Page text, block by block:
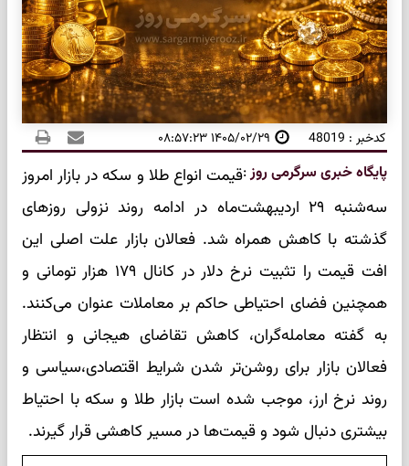
کدخبر : 48019 ۱۴۰۵/۰۲/۲۹ ۰۸:۵۷:۲۳
پایگاه خبری سرگرمی روز:قیمت انواع طلا و سکه در بازار امروز
سه‌شنبه ۲۹ اردیبهشت‌ماه در ادامه روند نزولی روزهای
گذشته با کاهش همراه شد. فعالان بازار علت اصلی این
افت قیمت را تثبیت نرخ دلار در کانال ۱۷۹ هزار تومانی و
همچنین فضای احتیاطی حاکم بر معاملات عنوان می‌کنند.
به گفته معامله‌گران، کاهش تقاضای هیجانی و انتظار
فعالان بازار برای روشن‌تر شدن شرایط اقتصادی،سیاسی و
روند نرخ ارز، موجب شده است بازار طلا و سکه با احتیاط
بیشتری دنبال شود و قیمت‌ها در مسیر کاهشی قرار گیرند.